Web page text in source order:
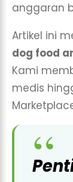
anggaran
Artikel ini
dog food
Kami
medis